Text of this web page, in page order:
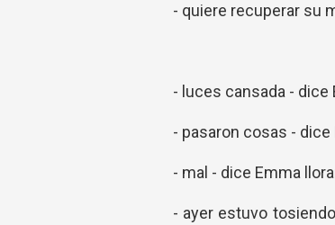
- quiere recuperar su
- luces cansada - dice
- pasaron cosas -
- mal - dice Emma
- ayer estuvo